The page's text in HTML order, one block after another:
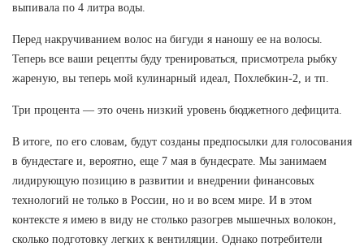
выпивала по 4 литра воды.
Перед накручиванием волос на бигуди я наношу ее на волосы.
Теперь все ваши рецепты буду тренироваться, присмотрела рыбку
жареную, вы теперь мой кулинарный идеал, Похлебкин-2, и тп.
Три процента — это очень низкий уровень бюджетного дефицита.
В итоге, по его словам, будут созданы предпосылки для голосования
в бундестаге и, вероятно, еще 7 мая в бундесрате. Мы занимаем
лидирующую позицию в развитии и внедрении финансовых
технологий не только в России, но и во всем мире. И в этом
контексте я имею в виду не столько разогрев мышечных волокон,
сколько подготовку легких к вентиляции. Однако потребители